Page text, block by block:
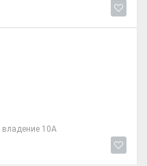
владение 10А